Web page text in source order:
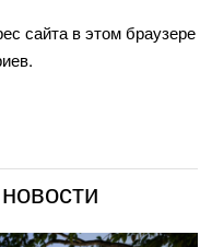
сайта в этом браузере